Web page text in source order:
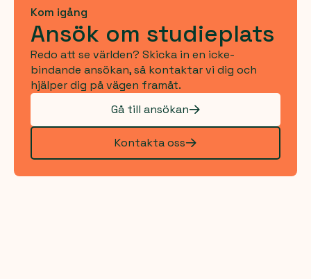
Kom igång
Ansök om studieplats
Redo att se världen? Skicka in en icke-
bindande ansökan, så kontaktar vi dig och
hjälper dig på vägen framåt.
Gå till ansökan
Kontakta oss